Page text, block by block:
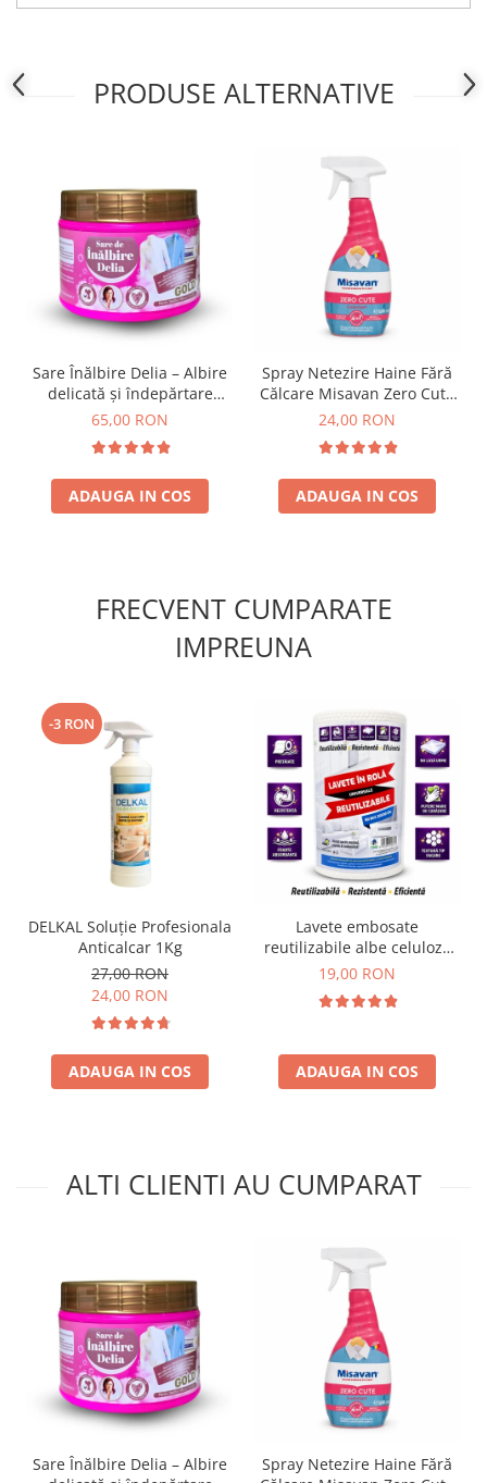
PRODUSE ALTERNATIVE
Sare Înălbire Delia – Albire
delicată și îndepărtare
eficientă a petelor 500 g
65,00 RON
ADAUGA IN COS
Spray Netezire Haine Fără
Călcare Misavan Zero Cute
Harmony Parfum Discret
24,00 RON
ADAUGA IN COS
FRECVENT CUMPARATE
IMPREUNA
-3 RON
DELKAL Soluție Profesionala
Anticalcar 1Kg
27,00 RON
24,00 RON
ADAUGA IN COS
Lavete embosate
reutilizabile albe celuloza
30 x 20 cm rola 50 bucati
19,00 RON
ADAUGA IN COS
ALTI CLIENTI AU CUMPARAT
Sare Înălbire Delia – Albire
Spray Netezire Haine Fără